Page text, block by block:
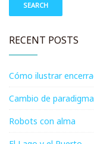
RECENT POSTS
Cómo ilustrar
Cambio de
Robots con alma